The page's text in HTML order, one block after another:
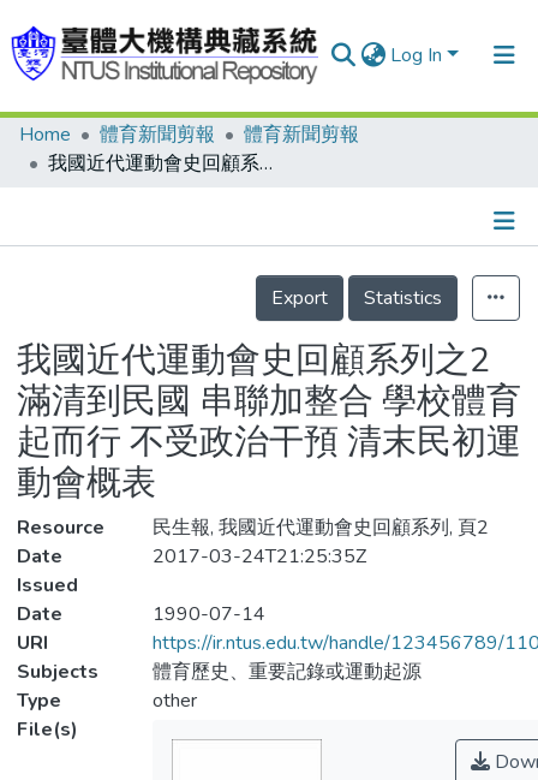
Log In
Communities & Collections
Statistics
Home 體育新聞剪報
體育新聞剪報
我國近代運動會史回顧系列之2 滿清到民國 串聯加整合 學校體育起而行 不受政治干預 清末民初運動會概表
Details
Export
Statistics
我國近代運動會史回顧系列之2
滿清到民國 串聯加整合 學校體育
起而行 不受政治干預 清末民初運
動會概表
Resource
民生報, 我國近代運動會史回顧系列, 頁2
Date
Issued
2017-03-24T21:25:35Z
Date
1990-07-14
URI
https://ir.ntus.edu.tw/handle/123456789/
Subjects
體育歷史、重要記錄或運動起源
Type
other
File(s)